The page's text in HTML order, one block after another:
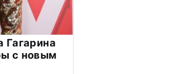
Гагарина
с новым